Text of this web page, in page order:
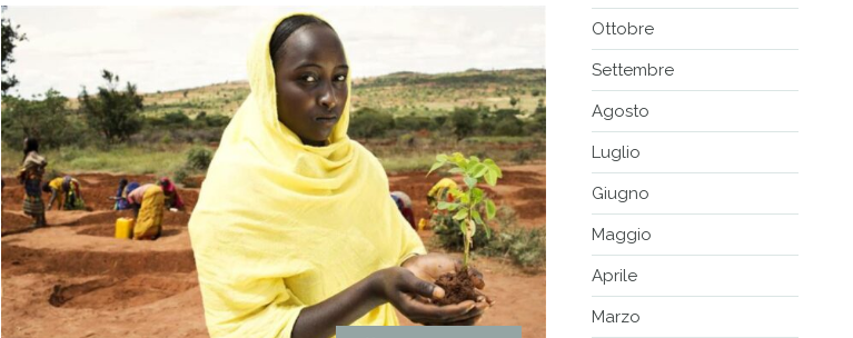
Ottobre
Settembre
Agosto
Luglio
Giugno
Maggio
Aprile
Marzo